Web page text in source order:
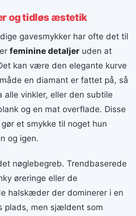
og tidløs æstetik
gavesmykker har ofte det til
feminine detaljer uden at
kan være den elegante kurve
en diamant er fattet på, så
alle vinkler, eller den subtile
og en mat overflade. Disse
et smykke til noget hun
og igen.
nøglebegreb. Trendbaserede
øreringe eller de
halskæder der dominerer i en
men sjældent som